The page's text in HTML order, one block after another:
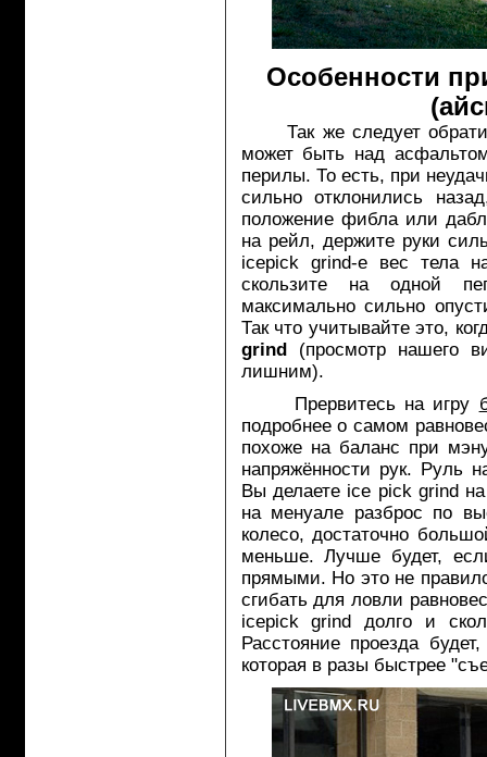
Особенности
Так же следует
может быть над
перилы. То есть, при
сильно отклонились
положение фибла или
на рейл, держите руки
icepick grind-е вес тела
скользите на одной
максимально сильно
Так что учитывайте это,
grind(просмотр нашего
лишним).
Прервитесь на игру
подробнее о самом
похоже на баланс при
напряжённости рук. Руль
Вы делаете ice pick grind
на менуале разброс по
колесо, достаточно
меньше. Лучше будет,
прямыми. Но это не
сгибать для ловли
icepick grind долго и
Расстояние проезда
которая в разы быстрее